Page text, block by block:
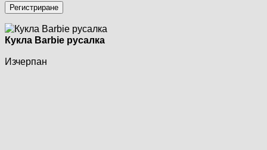
Регистриране
Кукла Barbie русалка
Изчерпан